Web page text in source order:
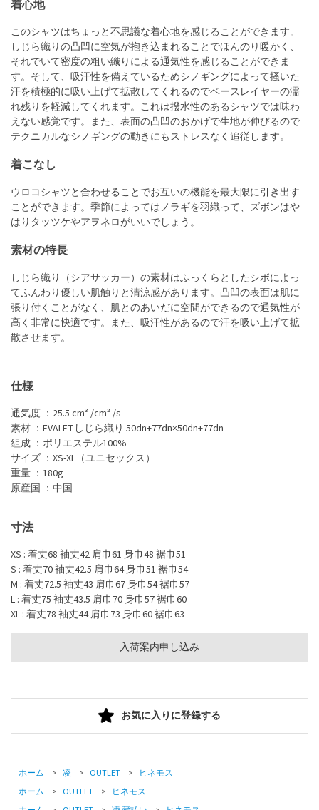
入荷案内申し込み
着心地
このシャツはちょっと不思議な着心地を感じることができます。
しじら織りの凸凹に空気が抱き込まれることでほんのり暖かく、
それでいて密度の粗い織りによる通気性を感じることができま
す。そして、吸汗性を備えているためシノギングによって掻いた
汗を積極的に吸い上げて拡散してくれるのでベースレイヤーの濡
れ残りを軽減してくれます。これは撥水性のあるシャツでは味わ
えない感覚です。また、表面の凸凹のおかげで生地が伸びるので
テクニカルなシノギングの動きにもストレスなく追従します。
着こなし
ウロコシャツと合わせることでお互いの機能を最大限に引き出す
ことができます。季節によってはノラギを羽織って、ズボンはや
はりタッツケやアヲネロがいいでしょう。
素材の特長
しじら織り（シアサッカー）の素材はふっくらとしたシボによっ
てふんわり優しい肌触りと清涼感があります。凸凹の表面は肌に
張り付くことがなく、肌とのあいだに空間ができるので通気性が
高く非常に快適です。また、吸汗性があるので汗を吸い上げて拡
散させます。
仕様
通気度 ：25.5 cm³ /cm² /s
素材 ：EVALETしじら織り 50dn+77dn×50dn+77dn
組成 ：ポリエステル100%
サイズ ：XS-XL（ユニセックス）
重量 ：180g
原産国 ：中国
寸法
XS : 着丈68 袖丈42 肩巾61 身巾48 裾巾51
S : 着丈70 袖丈42.5 肩巾64 身巾51 裾巾54
M : 着丈72.5 袖丈43 肩巾67 身巾54 裾巾57
L : 着丈75 袖丈43.5 肩巾70 身巾57 裾巾60
XL : 着丈78 袖丈44 肩巾73 身巾60 裾巾63
お気に入りに登録する
ホーム > 凌 > OUTLET >
ヒネモス
ホーム
> OUTLET >
ヒネモス